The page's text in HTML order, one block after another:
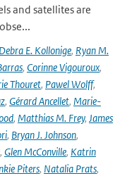
and satellites are
Debra E. Kollonige, Ryan M.
, Corinne Vigouroux,
Thouret, Pawel Wolff,
, Gérard Ancellet, Marie-
, Matthias M. Frey, James
, Bryan J. Johnson,
, Glen McConville, Katrin
Piters, Natalia Prats,